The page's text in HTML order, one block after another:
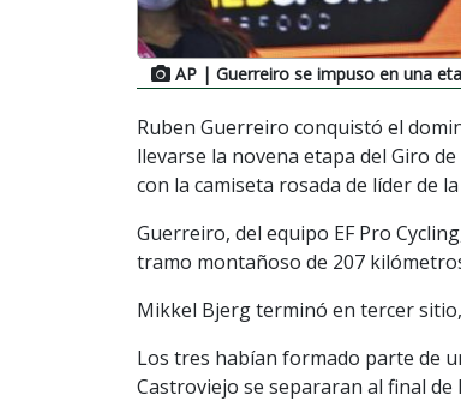
AP | Guerreiro se impuso en una
Ruben Guerreiro conquistó el
llevarse la novena etapa del Giro
con la camiseta rosada de líder de
Guerreiro, del equipo EF Pro
tramo montañoso de 207
Mikkel Bjerg terminó en tercer
Los tres habían formado parte de
Castroviejo se separaran al final